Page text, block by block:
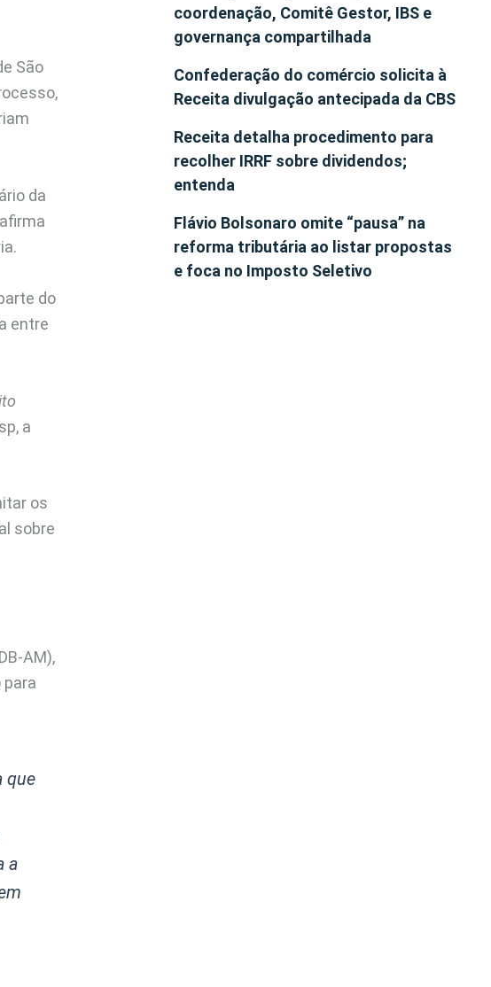
São
da
do
entre
a
os
sobre
AM),
para
que
a
coordenação, Comitê Gestor, IBS e
governança compartilhada
Confederação do comércio solicita à
Receita divulgação antecipada da CBS
Receita detalha procedimento para
recolher IRRF sobre dividendos;
entenda
Flávio Bolsonaro omite “pausa” na
reforma tributária ao listar propostas
e foca no Imposto Seletivo